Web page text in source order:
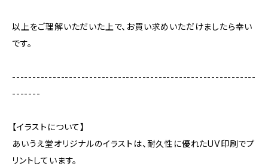
以上をご理解いただいた上で、お買い求めいただけましたら幸い
です。
------------------------------------------------------------
-------
【イラストについて】
あいうえ堂オリジナルのイラストは、耐久性に優れたUV印刷でプ
リントしています。